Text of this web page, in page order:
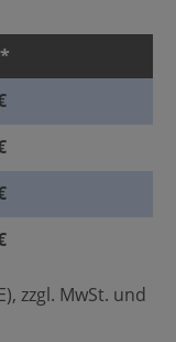
zzgl. MwSt. und